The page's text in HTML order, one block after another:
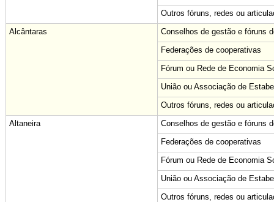
Outros fóruns, redes ou
Alcântaras
Conselhos de gestão e fóruns
Federações de cooperativas
Fórum ou Rede de Economia
União ou Associação de
Outros fóruns, redes ou
Altaneira
Conselhos de gestão e fóruns
Federações de cooperativas
Fórum ou Rede de Economia
União ou Associação de
Outros fóruns, redes ou